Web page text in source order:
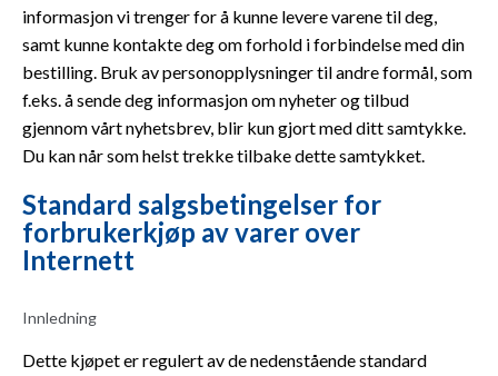
informasjon vi trenger for å kunne levere varene til deg,
samt kunne kontakte deg om forhold i forbindelse med din
bestilling. Bruk av personopplysninger til andre formål, som
f.eks. å sende deg informasjon om nyheter og tilbud
gjennom vårt nyhetsbrev, blir kun gjort med ditt samtykke.
Du kan når som helst trekke tilbake dette samtykket.
Standard salgsbetingelser for
forbrukerkjøp av varer over
Internett
Innledning
Dette kjøpet er regulert av de nedenstående standard